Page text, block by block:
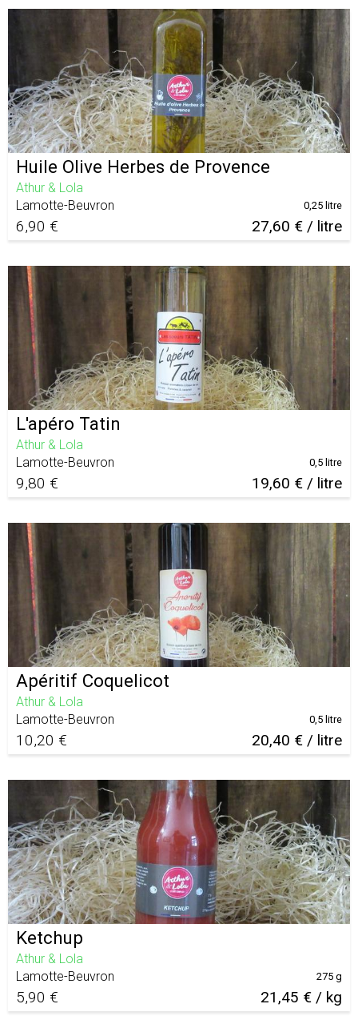
Huile Olive Herbes de Provence
Athur & Lola
Lamotte-Beuvron
6,90 € 27,60 € / litre
0,25 litre
L'apéro Tatin
Athur & Lola
Lamotte-Beuvron
9,80 € 19,60 € / litre
0,5 litre
Apéritif Coquelicot
Athur & Lola
Lamotte-Beuvron
10,20 € 20,40 € / litre
0,5 litre
Ketchup
Athur & Lola
Lamotte-Beuvron
5,90 € 21,45 € / kg
275 g